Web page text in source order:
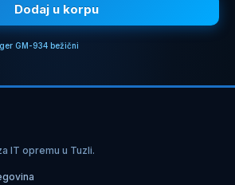
Dodaj u korpu
GM-934 bežični
IT opremu u Tuzli.